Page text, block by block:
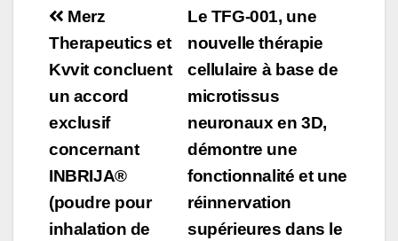
Navigation
de
l’article
Le TFG-001, une
nouvelle thérapie
cellulaire à base de
microtissus
neuronaux en 3D,
démontre une
fonctionnalité et une
réinnervation
supérieures dans le
Merz
Therapeutics et
Kvvit concluent
un accord
exclusif
concernant
INBRIJA®
(poudre pour
inhalation de